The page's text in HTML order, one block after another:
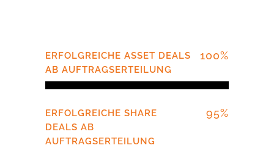
ERFOLGREICHE ASSET DEALS
AB AUFTRAGSERTEILUNG
100%
ERFOLGREICHE SHARE
DEALS AB
AUFTRAGSERTEILUNG
95%